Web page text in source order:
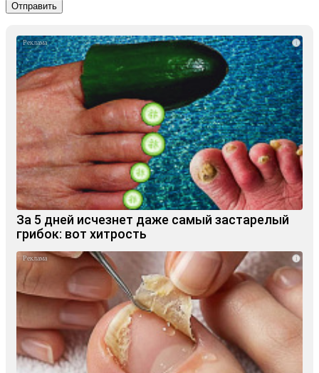
i
За 5 дней исчезнет даже самый застарелый
грибок: вот хитрость
i